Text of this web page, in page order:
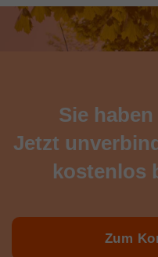
Sie
Jetzt
kostenlos
Zum